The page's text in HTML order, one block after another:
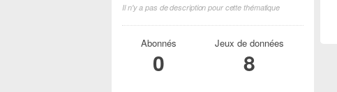
Il n'y a pas de description pour cette thématique
Abonnés
0
Jeux de données
8